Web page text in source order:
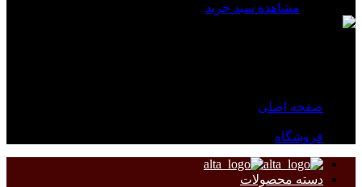
مشاهده سبد خرید
صفحه اصلی
فروشگاه
دسته محصولات